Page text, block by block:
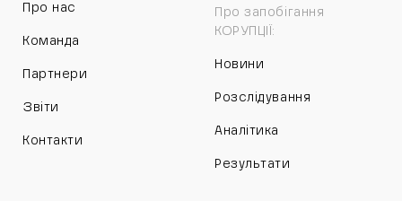
Про нас
Команда
Партнери
Звіти
Контакти
Про запобігання
КОРУПЦІЇ:
Новини
Розслідування
Аналітика
Результати